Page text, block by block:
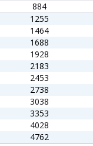
884
1255
1464
1688
1928
2183
2453
2738
3038
3353
4028
4762